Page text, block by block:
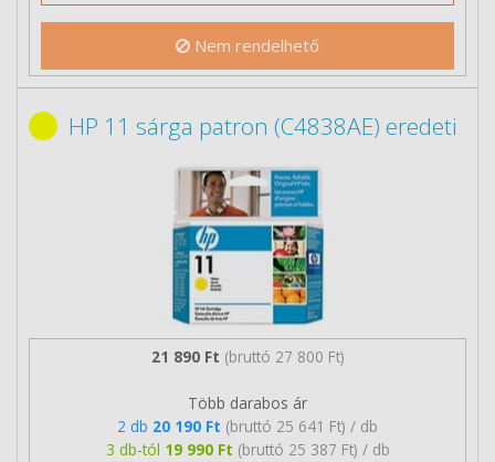
Nem rendelhető
HP 11 sárga patron (C4838AE) eredeti
21 890 Ft (bruttó 27 800 Ft)
Több darabos ár
2 db 20 190 Ft (bruttó 25 641 Ft) / db
3 db-tól 19 990 Ft (bruttó 25 387 Ft) / db